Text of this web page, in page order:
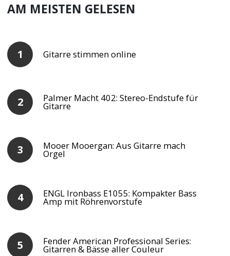
AM MEISTEN GELESEN
Gitarre stimmen online
Palmer Macht 402: Stereo-Endstufe für
Gitarre
Mooer Mooergan: Aus Gitarre mach
Orgel
ENGL Ironbass E1055: Kompakter Bass
Amp mit Röhrenvorstufe
Fender American Professional Series:
Gitarren & Bässe aller Couleur